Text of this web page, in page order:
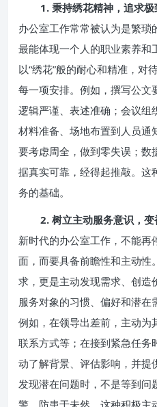
1. 秉持绣花精神，追求极
办公室工作常常被认为是繁琐
最能体现一个人的职业素养和
以“绣花”般的耐心和精准，对
每一项安排。例如，撰写公文
逻辑严谨、表述准确；会议组
材料准备、场地布置到人员通
要考虑周全，做到零失误；数
据真实可靠，经得起推敲。这
务的基础。
2. 树立主动服务意识，变
新时代的办公室工作，不能再
面，而要具备前瞻性和主动性
求，更是主动发现需求、创造
服务对象的习惯、偏好和潜在
例如，在领导出差前，主动为
联系方式等；在接到紧急任务
动了解背景、评估影响，并提
发现潜在问题时，不是等到问
警、防患于未然。这种积极主